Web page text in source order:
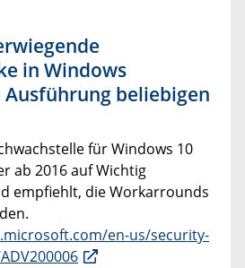
in Windows
beliebigen
für Windows 10
ab 2016 auf Wichtig
empfiehlt, die Workarrounds
en-us/security-